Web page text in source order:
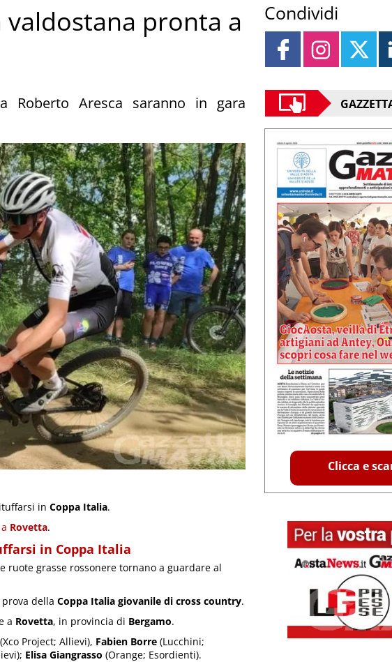
pronta a
Roberto Aresca saranno in gara
in Coppa Italia.
Rovetta.
in Coppa Italia
ruote grasse rossonere tornano a guardare al
della Coppa Italia giovanile di cross country.
a Rovetta, in provincia di Bergamo.
(Xco Project; Allievi), Fabien Borre (Lucchini;
Elisa Giangrasso (Orange; Esordienti).
Condividi
Clicca e